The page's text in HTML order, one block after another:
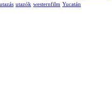
utazás utazók westernfilm Yucatán